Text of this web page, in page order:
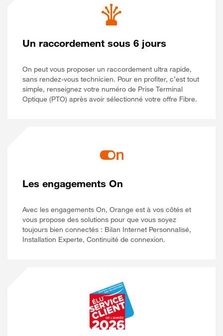
Un raccordement sous 6 jours
On peut vous proposer un raccordement ultra rapide,
sans rendez-vous technicien. Pour en profiter, c’est tout
simple, renseignez votre numéro de Prise Terminal
Optique (PTO) après avoir sélectionné votre offre Fibre.
Les engagements On
Avec les engagements On, Orange est à vos côtés et
vous propose des solutions pour que vous soyez
toujours bien connectés : Bilan Internet Personnalisé,
Installation Experte, Continuité de connexion.